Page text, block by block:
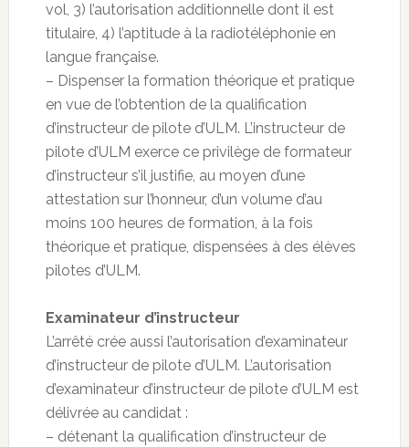
vol, 3) l’autorisation additionnelle dont il est
titulaire, 4) l’aptitude à la radiotéléphonie en
langue française.
– Dispenser la formation théorique et pratique
en vue de l’obtention de la qualification
d’instructeur de pilote d’ULM. L’instructeur de
pilote d’ULM exerce ce privilège de formateur
d’instructeur s’il justifie, au moyen d’une
attestation sur l’honneur, d’un volume d’au
moins 100 heures de formation, à la fois
théorique et pratique, dispensées à des élèves
pilotes d’ULM.
Examinateur d’instructeur
L’arrêté crée aussi l’autorisation d’examinateur
d’instructeur de pilote d’ULM. L’autorisation
d’examinateur d’instructeur de pilote d’ULM est
délivrée au candidat :
– détenant la qualification d’instructeur de